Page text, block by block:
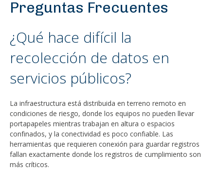
Preguntas Frecuentes
¿Qué hace difícil la
recolección de datos en
servicios públicos?
La infraestructura está distribuida en terreno remoto en
condiciones de riesgo, donde los equipos no pueden llevar
portapapeles mientras trabajan en altura o espacios
confinados, y la conectividad es poco confiable. Las
herramientas que requieren conexión para guardar registros
fallan exactamente donde los registros de cumplimiento son
más críticos.